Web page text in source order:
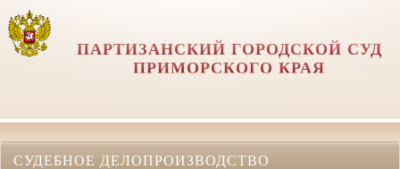
ПАРТИЗАНСКИЙ ГОРОДСКОЙ СУД
ПРИМОРСКОГО КРАЯ
СУДЕБНОЕ ДЕЛОПРОИЗВОДСТВО